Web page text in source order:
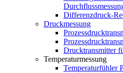
Differenzdruck-
Druckmessung
Drucktransmitter
Temperaturmessung
Temperaturfühler